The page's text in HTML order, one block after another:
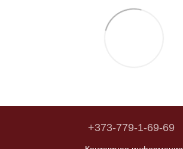
+373-779-1-69-69